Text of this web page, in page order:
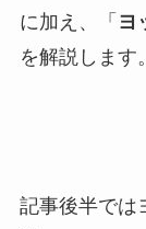
に加え、「 ヨ
を解説します。
記事後半では